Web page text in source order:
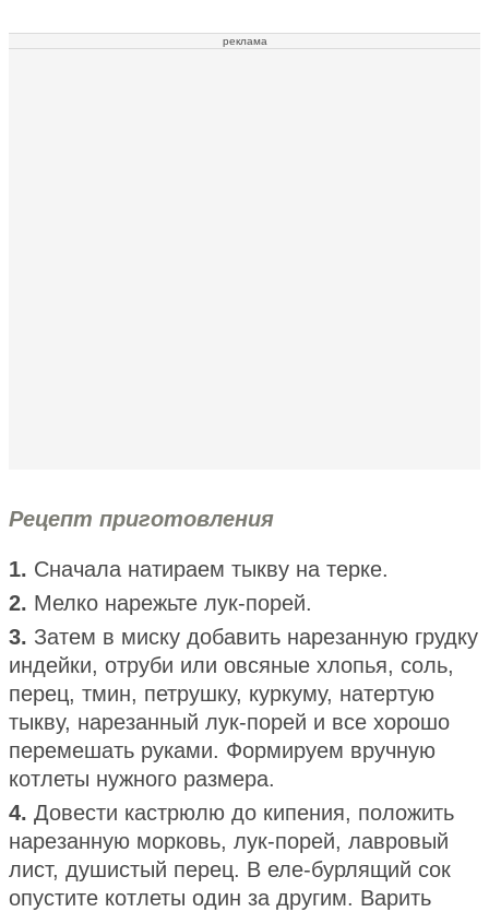
реклама
Рецепт приготовления
1. Сначала натираем тыкву на терке.
2. Мелко нарежьте лук-порей.
3. Затем в миску добавить нарезанную грудку
индейки, отруби или овсяные хлопья, соль,
перец, тмин, петрушку, куркуму, натертую
тыкву, нарезанный лук-порей и все хорошо
перемешать руками. Формируем вручную
котлеты нужного размера.
4. Довести кастрюлю до кипения, положить
нарезанную морковь, лук-порей, лавровый
лист, душистый перец. В еле-бурлящий сок
опустите котлеты один за другим. Варить